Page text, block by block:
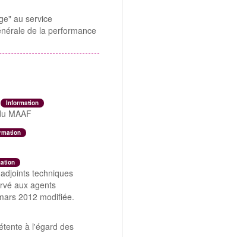
au service
de la performance
Information
MAAF
techniques
aux agents
2012 modifiée.
à l'égard des